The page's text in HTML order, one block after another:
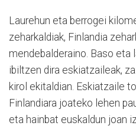
Laurehun eta berrogei
zeharkaldiak, Finlandia
mendebalderaino. Baso eta
ibiltzen dira eskiatzaileak,
kirol ekitaldian. Eskiatzaile
Finlandiara joateko lehen
eta hainbat euskaldun joan